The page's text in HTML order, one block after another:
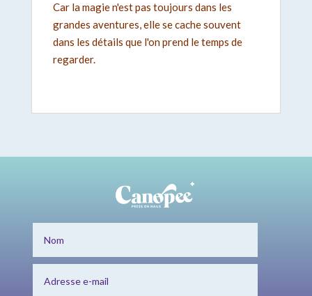
Car la magie n'est pas toujours dans les
grandes aventures, elle se cache souvent
dans les détails que l'on prend le temps de
regarder.